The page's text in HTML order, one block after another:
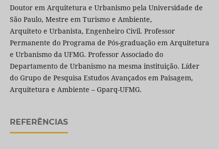
Doutor em Arquitetura e Urbanismo pela Universidade de
São Paulo, Mestre em Turismo e Ambiente,
Arquiteto e Urbanista, Engenheiro Civil. Professor
Permanente do Programa de Pós-graduação em Arquitetura
e Urbanismo da UFMG. Professor Associado do
Departamento de Urbanismo na mesma instituição. Líder
do Grupo de Pesquisa Estudos Avançados em Paisagem,
Arquitetura e Ambiente – Gparq-UFMG.
REFERÊNCIAS